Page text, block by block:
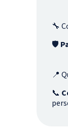
🔧
🛡️
📍
📞